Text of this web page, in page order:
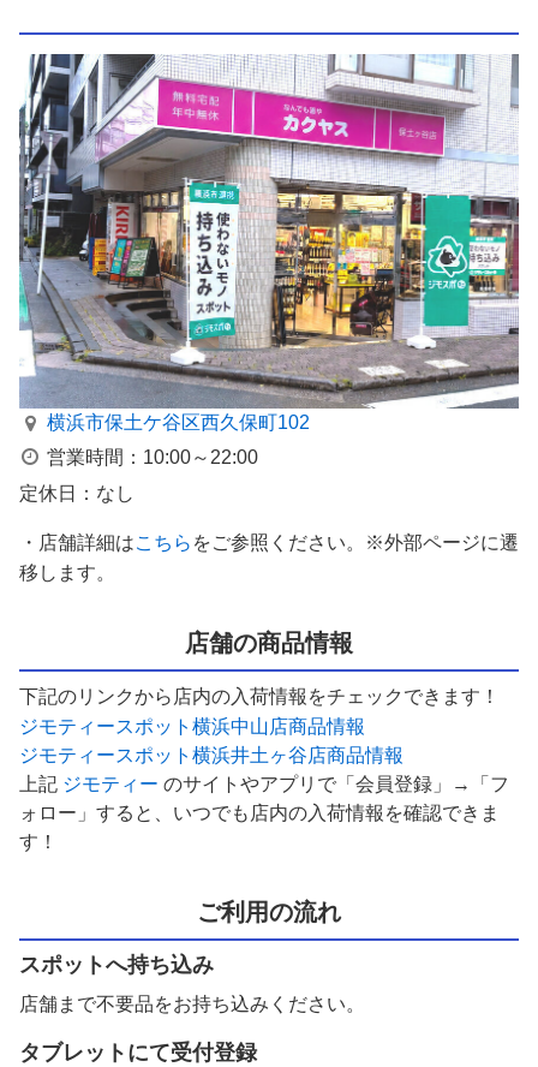
横浜市保土ケ谷区西久保町102
営業時間：10:00～22:00
定休日：なし
・店舗詳細はこちら をご参照ください。※外部ページに遷
移します。
店舗の商品情報
下記のリンクから店内の入荷情報をチェックできます！
ジモティースポット横浜中山店商品情報
ジモティースポット横浜井土ヶ谷店商品情報
上記 ジモティー のサイトやアプリで「会員登録」→「フ
ォロー」すると、いつでも店内の入荷情報を確認できま
す！
ご利用の流れ
スポットへ持ち込み
店舗まで不要品をお持ち込みください。
タブレットにて受付登録